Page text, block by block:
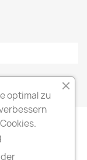

optimal zu